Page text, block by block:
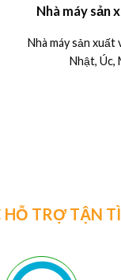
ép LVL plywood
xuất khẩu Châu Âu,
thêm
TRỢ TẬN